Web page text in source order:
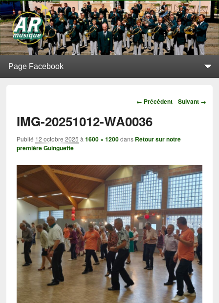
L'Alerte de Replonges
BATTERIE-FANFARE SITUÉE À REPLONGES (AIN)
Navigation
← Précédent Suivant →
IMG-20251012-WA0036
Publié 12 octobre 2025 à1600 × 1200dans Retour sur notre
première Guinguette